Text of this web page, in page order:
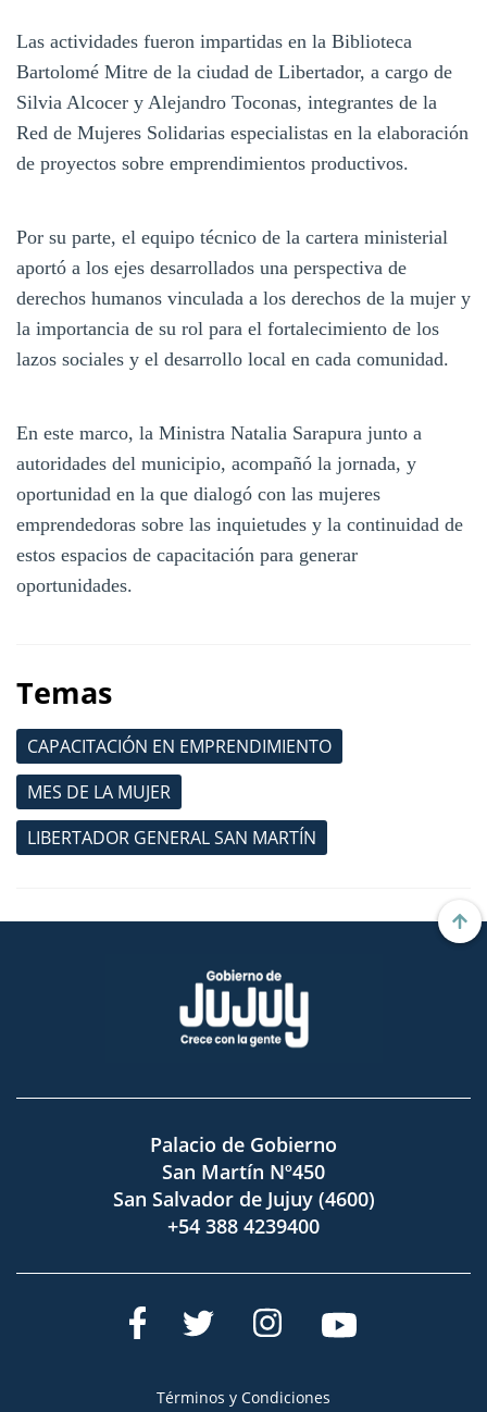
Las actividades fueron impartidas en la Biblioteca
Bartolomé Mitre de la ciudad de Libertador, a cargo de
Silvia Alcocer y Alejandro Toconas, integrantes de la
Red de Mujeres Solidarias especialistas en la elaboración
de proyectos sobre emprendimientos productivos.
Por su parte, el equipo técnico de la cartera ministerial
aportó a los ejes desarrollados una perspectiva de
derechos humanos vinculada a los derechos de la mujer y
la importancia de su rol para el fortalecimiento de los
lazos sociales y el desarrollo local en cada comunidad.
En este marco, la Ministra Natalia Sarapura junto a
autoridades del municipio, acompañó la jornada, y
oportunidad en la que dialogó con las mujeres
emprendedoras sobre las inquietudes y la continuidad de
estos espacios de capacitación para generar
oportunidades.
Temas
CAPACITACIÓN EN EMPRENDIMIENTO
MES DE LA MUJER
LIBERTADOR GENERAL SAN MARTÍN
Palacio de Gobierno
San Martín Nº450
San Salvador de Jujuy (4600)
+54 388 4239400
Términos y Condiciones